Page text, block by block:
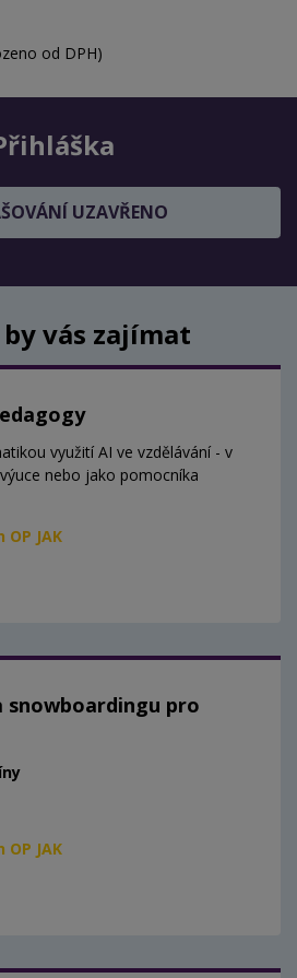
od DPH)
UZAVŘENO
vás zajímat
využití AI ve vzdělávání - v
nebo jako pomocníka
JAK
snowboardingu pro
JAK